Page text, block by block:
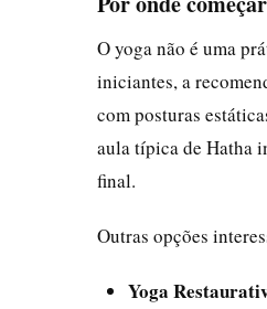
O yoga não é uma
iniciantes, a
com posturas
aula típica de Hatha
final.
Outras opções
Yoga